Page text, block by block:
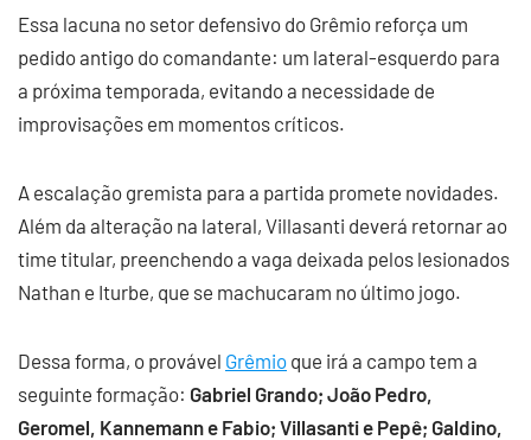
Essa lacuna no setor defensivo do Grêmio reforça um
pedido antigo do comandante: um lateral-esquerdo para
a próxima temporada, evitando a necessidade de
improvisações em momentos críticos.
A escalação gremista para a partida promete novidades.
Além da alteração na lateral, Villasanti deverá retornar ao
time titular, preenchendo a vaga deixada pelos lesionados
Nathan e Iturbe, que se machucaram no último jogo.
Dessa forma, o provável Grêmio que irá a campo tem a
seguinte formação: Gabriel Grando; João Pedro,
Geromel, Kannemann e Fabio; Villasanti e Pepê; Galdino,